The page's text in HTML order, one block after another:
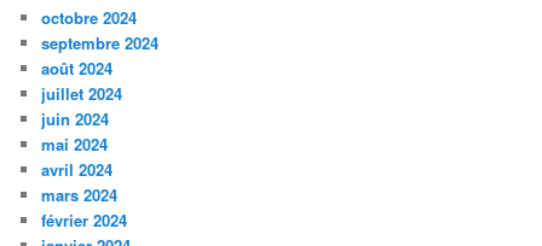
octobre 2024
septembre 2024
août 2024
juillet 2024
juin 2024
mai 2024
avril 2024
mars 2024
février 2024